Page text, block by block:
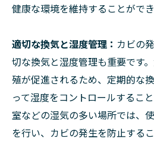
健康な環境を維持することができ
適切な換気と湿度管理： カビの
切な換気と湿度管理も重要です
殖が促進されるため、定期的な
って湿度をコントロールするこ
室などの湿気の多い場所では、
を行い、カビの発生を防止するこ